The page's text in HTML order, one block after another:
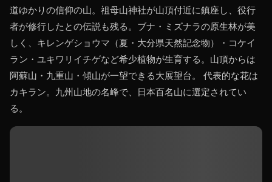
道ゆかりの信仰の山。祖母山神社が山頂付近に鎮座し、役行
者が修行したとの伝説も残る。ブナ・ミズナラの原生林が美
しく、キレンゲショウマ（夏・大分県天然記念物）・コケイ
ラン・ユキワリイチゲなど希少植物が生育する。山頂からは
阿蘇山・九重山・傾山が一望できる大展望台。 代表的な花は
カキラン。九州山地の名峰で、日本百名山に選定されてい
る。